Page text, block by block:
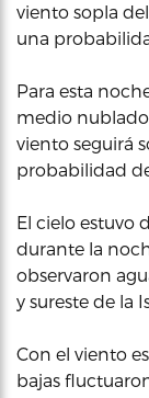
viento sopla del
una
Para esta
medio
viento seguirá
probabilidad
El cielo estuvo
durante la
observaron
y sureste de la
Con el viento
bajas